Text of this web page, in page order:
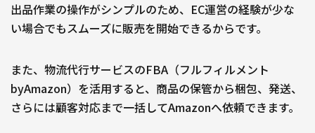
出品作業の操作がシンプルのため、EC運営の経験が少な
い場合でもスムーズに販売を開始できるからです。
また、物流代行サービスのFBA（フルフィルメント
byAmazon）を活用すると、商品の保管から梱包、発送、
さらには顧客対応まで一括してAmazonへ依頼できます。